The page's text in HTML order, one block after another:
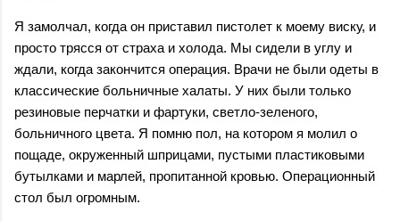
Я замолчал, когда он приставил пистолет к моему виску, и
просто трясся от страха и холода. Мы сидели в углу и
ждали, когда закончится операция. Врачи не были одеты в
классические больничные халаты. У них были только
резиновые перчатки и фартуки, светло-зеленого,
больничного цвета. Я помню пол, на котором я молил о
пощаде, окруженный шприцами, пустыми пластиковыми
бутылками и марлей, пропитанной кровью. Операционный
стол был огромным.